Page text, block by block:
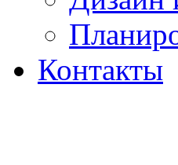
Контакты